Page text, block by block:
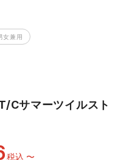
カヤ商事
セロリー 大阪支店
ンエス
女兼用
Cサマーツイルスト
税込 〜